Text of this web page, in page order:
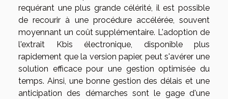
requérant une plus grande célérité, il est possible
de recourir à une procédure accélérée, souvent
moyennant un coût supplémentaire. L'adoption de
l'extrait Kbis électronique, disponible plus
rapidement que la version papier, peut s'avérer une
solution efficace pour une gestion optimisée du
temps. Ainsi, une bonne gestion des délais et une
anticipation des démarches sont le gage d'une